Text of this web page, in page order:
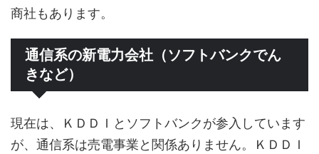
商社もあります。
通信系の新電力会社（ソフトバンクでん
きなど）
現在は、ＫＤＤＩとソフトバンクが参入しています
が、通信系は売電事業と関係ありません。ＫＤＤＩ